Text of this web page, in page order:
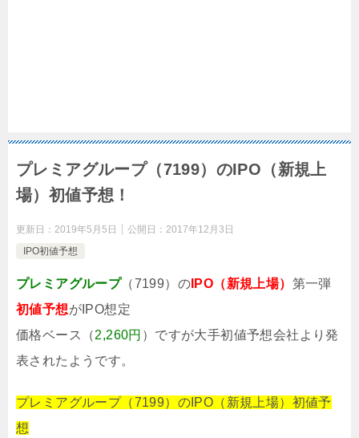
プレミアグループ（7199）のIPO（新規上
場）初値予想！
更新日： 2019年5月5日 公開日： 2017年12月3日
IPO初値予想
プレミアグループ（7199）の IPO（新規上場） 第一弾
初値予想がIPO想定
価格ベース（2,260円 ）ですが大手初値予想会社より発
表されたようです。
プレミアグループ（7199）のIPO（新規上場）初値予
想